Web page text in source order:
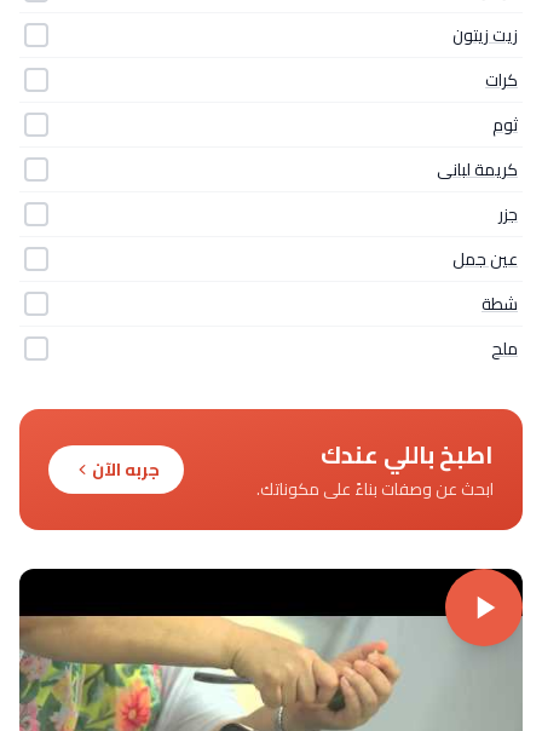
زيت زيتون
كرات
ثوم
كريمة لبانى
جزر
عين جمل
شطة
ملح
اطبخ باللي عندك
ابحث عن وصفات بناءً على مكوناتك.
جربه الآن